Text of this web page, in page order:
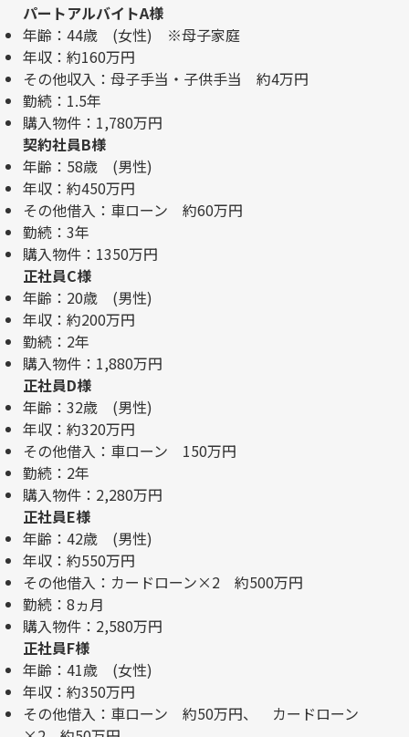
パートアルバイトA様
年齢：44歳 (女性) ※母子家庭
年収：約160万円
その他収入​：母子手当・子供手当 約4万円
勤続：1.5年
購入物件：1,780万円
契約社員B様
年齢：58歳 (男性)
年収：約450万円
その他借入​：車ローン 約60万円
勤続：3年
購入物件：1350万円
正社員C様
年齢：20歳 (男性)
年収：約200万円
勤続：2年
購入物件：1,880万円
正社員D様
年齢：32歳 (男性)
年収：約320万円
その他借入​：車ローン 150万円
勤続：2年
購入物件：2,280万円
正社員E様
年齢：42歳 (男性)
年収：約550万円
その他借入：カードローン×2 約500万円
勤続：8ヵ月
購入物件：2,580万円
正社員F様
年齢：41歳 (女性)
年収：約350万円
その他借入：車ローン 約50万円、 カードローン